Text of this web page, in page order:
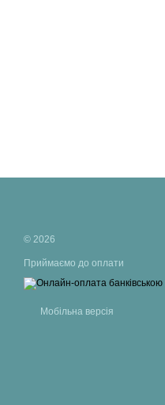
© 2026
Приймаємо до оплати
Мобільна версія